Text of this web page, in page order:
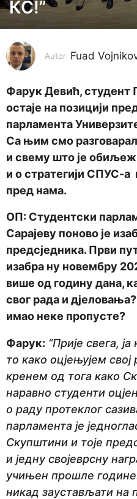
i
a
p
r
e
d
i
n
a
p
r
i
j
КС!”
Autor Fuad
Фарук Девић, студент
остаје на позицији
парламента
Са њим смо
и свему што је
и о стратегији СПУС-а
пред нама.
ОП: Студентски
Сарајеву поново је
предсједника. Први
изабра ну новембру
више од годину дана,
свог рада и
имао неке пропусте?
Фарук: “Прије свега,
то како оцјењујем
кренем од тога како
наравно студенти
о раду протеклог
парламента је
Скупштини и тоје
и једну својеврсну
учињен прошле
никад заустављати на